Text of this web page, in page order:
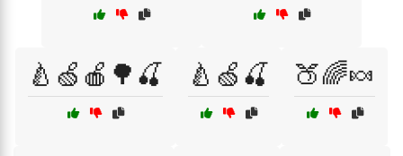
🍐🍏🍎🌳🍒 🍐🍏🍒 🍑🌈🍬